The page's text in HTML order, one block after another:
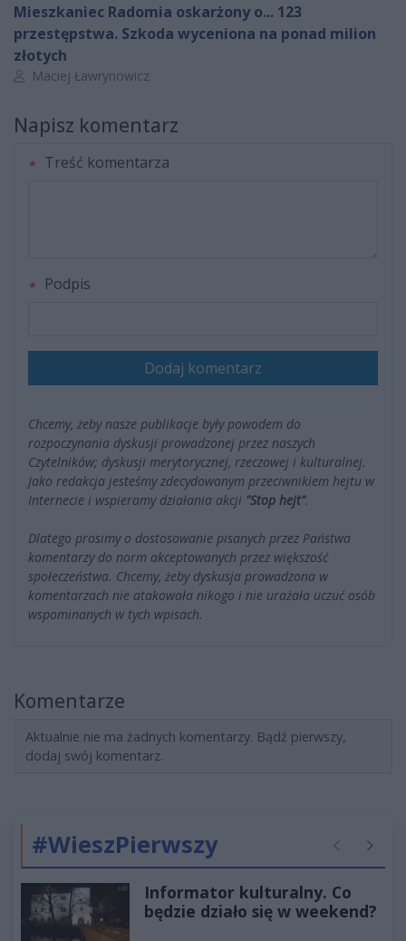
Mieszkaniec Radomia oskarżony o... 123
przestępstwa. Szkoda wyceniona na ponad milion
złotych
Autor artykułu:
Maciej Ławrynowicz
Napisz komentarz
Treść komentarza
Podpis
Dodaj komentarz
Chcemy, żeby nasze publikacje były powodem do
rozpoczynania dyskusji prowadzonej przez naszych
Czytelników; dyskusji merytorycznej, rzeczowej i kulturalnej.
Jako redakcja jesteśmy zdecydowanym przeciwnikiem hejtu w
Internecie i wspieramy działania akcji "Stop hejt".
Dlatego prosimy o dostosowanie pisanych przez Państwa
komentarzy do norm akceptowanych przez większość
społeczeństwa. Chcemy, żeby dyskusja prowadzona w
komentarzach nie atakowała nikogo i nie urażała uczuć osób
wspominanych w tych wpisach.
Komentarze
Aktualnie nie ma żadnych komentarzy. Bądź pierwszy,
dodaj swój komentarz.
#WieszPierwszy Poprzednie
Informator kulturalny. Co
będzie działo się w weekend?